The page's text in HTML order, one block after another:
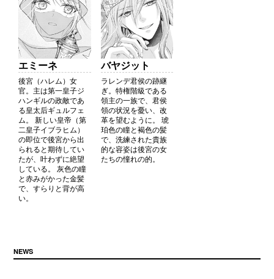
エミーネ
後宮（ハレム）女
官。主は第一皇子ジ
ハンギルの政敵であ
る皇太后ギュルフェ
ム。 新しい皇帝（第
二皇子イブラヒム）
の即位で後宮から出
られると期待してい
たが、叶わずに絶望
している。 灰色の瞳
と赤みがかった金髪
で、すらりと背が高
い。
バヤジット
ラレンデ君侯の跡継
ぎ。特権階級である
領主の一族で、君侯
領の状況を憂い、改
革を望むように。 琥
珀色の瞳と褐色の髪
で、洗練された貴族
的な容姿は後宮の女
たちの憧れの的。
NEWS